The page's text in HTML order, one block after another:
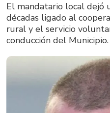
El mandatario local dejó
décadas ligado al
rural y el servicio
conducción del Municipio.